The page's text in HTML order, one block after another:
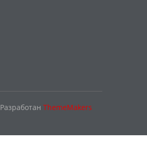
Разработан ThemeMakers